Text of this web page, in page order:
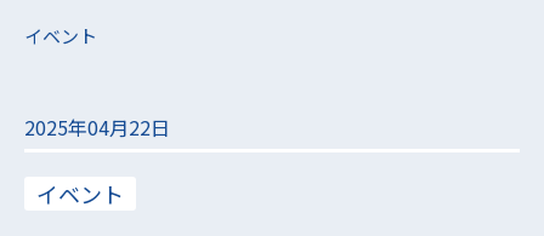
イベント
2025年04月22日
イベント